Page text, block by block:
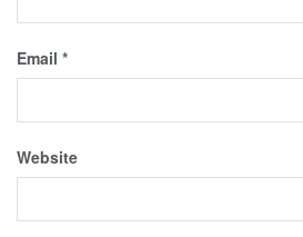
Email *
Website